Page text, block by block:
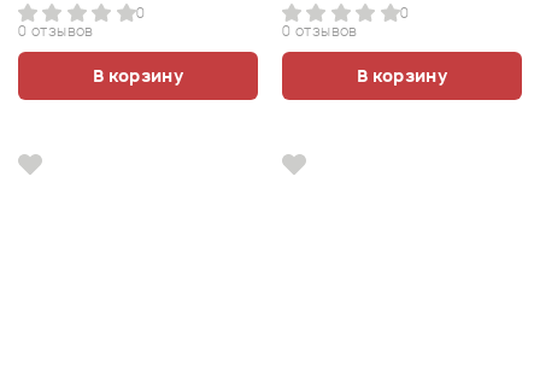
0
0 отзывов
В корзину
0
0 отзывов
В корзину